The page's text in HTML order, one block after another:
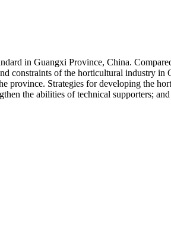
in Guangxi Province, China.
constraints of the horticultural industry
province. Strategies for developing the
the abilities of technical supporters;